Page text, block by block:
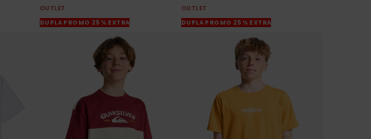
OUTLET
DUPLA PROMO 25% EXTRA
OUTLET
DUPLA PROMO 25% EXTRA